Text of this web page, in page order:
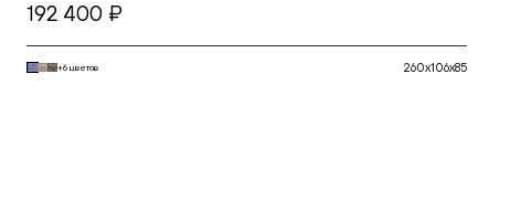
192 400 ₽
+6 цветов 260x106x85